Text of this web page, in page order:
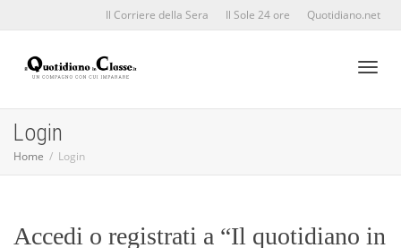
Il Corriere della Sera Il Sole 24 ore Quotidiano.net
Login
Home Login
Accedi o registrati a “Il quotidiano in